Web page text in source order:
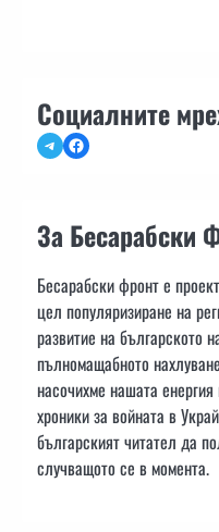
Социалните
TelegramFacebook
За Бесарабски
Бесарабски фронт е
цел популяризиране на
развитие на българското
пълномащабното
насочихме нашата
хроники за войната в
българският читател да
случващото се в момента.